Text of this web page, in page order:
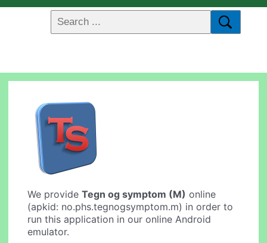
We provideTegn og symptom (M) online
(apkid: no.phs.tegnogsymptom.m) in order to
run this application in our online Android
emulator.